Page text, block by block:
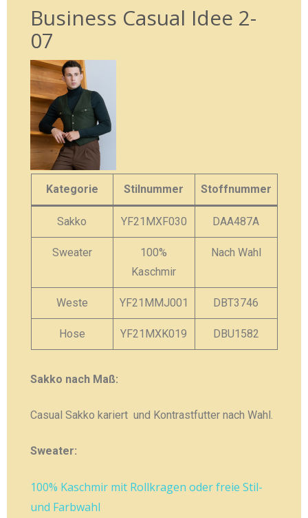
Business Casual Idee 2-
07
Kategorie Stilnummer Stoffnummer
Sakko YF21MXF030 DAA487A
Sweater
100%
Kaschmir
Nach Wahl
Weste YF21MMJ001 DBT3746
Hose YF21MXK019 DBU1582
Sakko nach Maß:
Casual Sakko kariert und Kontrastfutter nach Wahl.
Sweater:
100% Kaschmir mit Rollkragen oder freie Stil-
und Farbwahl